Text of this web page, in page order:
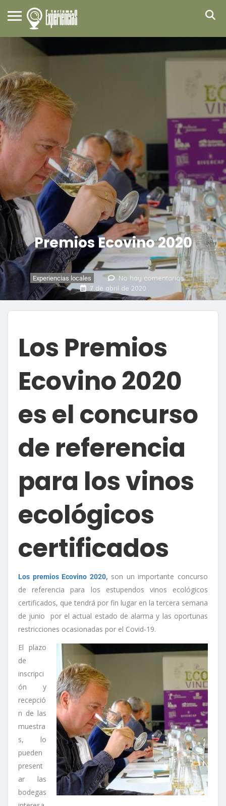
Premios Ecovino 2020
Experiencias locales
No hay comentarios
7 de abril de 2020
Los Premios
Ecovino 2020
es el concurso
de referencia
para los vinos
ecológicos
certificados
Los premios Ecovino 2020, son un importante concurso
de referencia para los estupendos vinos ecológicos
certificados, que tendrá por fin lugar en la tercera semana
de junio por el actual estado de alarma y las oportunas
restricciones ocasionadas por el Covid-19.
El plazo
de
inscripci
ón y
recepció
n de las
muestra
s, lo
pueden
present
ar las
bodegas